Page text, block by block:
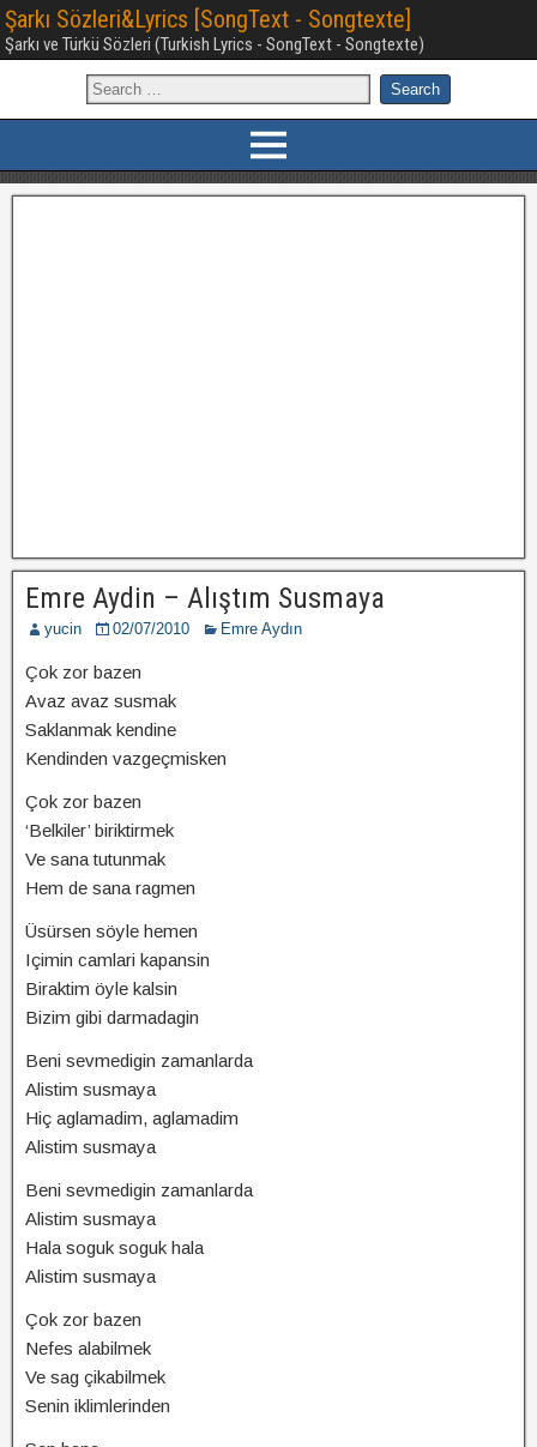
Şarkı Sözleri&Lyrics [SongText - Songtexte]
Şarkı ve Türkü Sözleri (Turkish Lyrics - SongText - Songtexte)
Emre Aydin – Alıştım Susmaya
yucin 02/07/2010 Emre Aydın
Çok zor bazen
Avaz avaz susmak
Saklanmak kendine
Kendinden vazgeçmisken
Çok zor bazen
‘Belkiler’ biriktirmek
Ve sana tutunmak
Hem de sana ragmen
Üsürsen söyle hemen
Içimin camlari kapansin
Biraktim öyle kalsin
Bizim gibi darmadagin
Beni sevmedigin zamanlarda
Alistim susmaya
Hiç aglamadim, aglamadim
Alistim susmaya
Beni sevmedigin zamanlarda
Alistim susmaya
Hala soguk soguk hala
Alistim susmaya
Çok zor bazen
Nefes alabilmek
Ve sag çikabilmek
Senin iklimlerinden